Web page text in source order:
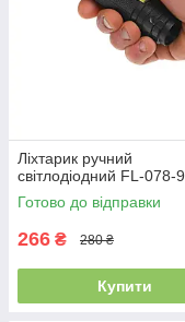
Ліхтарик ручний
світлодіодний FL-078-9
Готово до відправки
266 ₴ 280 ₴
Купити